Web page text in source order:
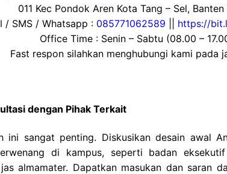
011 Kec Pondok Aren Kota Tang – Sel,
/ SMS / Whatsapp : 085771062589
https://
Office Time : Senin – Sabtu (08.00 –
Fast respon silahkan menghubungi kami pada
dengan Pihak Terkait
ini sangat penting. Diskusikan desain awal
di kampus, seperti badan
almamater. Dapatkan masukan dan saran